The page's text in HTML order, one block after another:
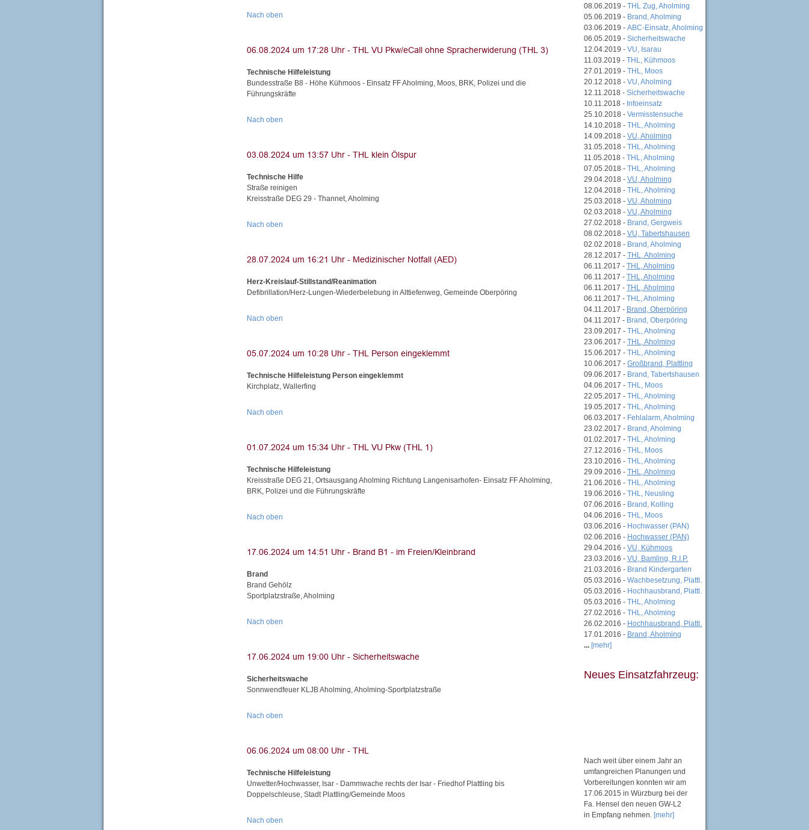
Nach oben
Technische Hilfeleistung
Bundesstraße B8 - Höhe Kühmoos - Einsatz FF Aholming, Moos, BRK, Polizei und die
Führungskräfte
Nach oben
Technische Hilfe
Straße reinigen
Kreisstraße DEG 29 - Thannet, Aholming
Nach oben
Herz-Kreislauf-Stillstand/Reanimation
Defibrillation/Herz-Lungen-Wiederbelebung in Alttiefenweg, Gemeinde Oberpöring
Nach oben
Technische Hilfeleistung Person eingeklemmt
Kirchplatz, Wallerfing
Nach oben
Technische Hilfeleistung
Kreisstraße DEG 21, Ortsausgang Aholming Richtung Langenisarhofen- Einsatz FF Aholming,
BRK, Polizei und die Führungskräfte
Nach oben
Brand
Brand Gehölz
Sportplatzstraße, Aholming
Nach oben
Sicherheitswache
Sonnwendfeuer KLJB Aholming, Aholming-Sportplatzstraße
Nach oben
Technische Hilfeleistung
Unwetter/Hochwasser, Isar - Dammwache rechts der Isar - Friedhof Plattling bis
Doppelschleuse, Stadt Plattling/Gemeinde Moos
Nach oben
08.06.2019 - THL Zug, Aholming
05.06.2019 - Brand, Aholming
03.06.2019 - ABC-Einsatz, Aholming
06.05.2019 - Sicherheitswache
12.04.2019 - VU, Isarau
11.03.2019 - THL, Kühmoos
27.01.2019 - THL, Moos
20.12.2018 - VU, Aholming
12.11.2018 - Sicherheitswache
10.11.2018 - Infoeinsatz
25.10.2018 - Vermisstensuche
14.10.2018 - THL, Aholming
14.09.2018 - VU, Aholming
31.05.2018 - THL, Aholming
11.05.2018 - THL, Aholming
07.05.2018 - THL, Aholming
29.04.2018 - VU, Aholming
12.04.2018 - THL, Aholming
25.03.2018 - VU, Aholming
02.03.2018 - VU, Aholming
27.02.2018 - Brand, Gergweis
08.02.2018 - VU, Tabertshausen
02.02.2018 - Brand, Aholming
28.12.2017 - THL, Aholming
06.11.2017 - THL, Aholming
06.11.2017 - THL, Aholming
06.11.2017 - THL, Aholming
06.11.2017 - THL, Aholming
04.11.2017 - Brand, Oberpöring
04.11.2017 - Brand, Oberpöring
23.09.2017 - THL, Aholming
23.06.2017 - THL, Aholming
15.06.2017 - THL, Aholming
10.06.2017 - Großbrand, Plattling
09.06.2017 - Brand, Tabertshausen
04.06.2017 - THL, Moos
22.05.2017 - THL, Aholming
19.05.2017 - THL, Aholming
06.03.2017 - Fehlalarm, Aholming
23.02.2017 - Brand, Aholming
01.02.2017 - THL, Aholming
27.12.2016 - THL, Moos
23.10.2016 - THL, Aholming
29.09.2016 - THL, Aholming
21.06.2016 - THL, Aholming
19.06.2016 - THL, Neusling
07.06.2016 - Brand, Kolling
04.06.2016 - THL, Moos
03.06.2016 - Hochwasser (PAN)
02.06.2016 - Hochwasser (PAN)
29.04.2016 - VU, Kühmoos
23.03.2016 - VU, Bamling, R.I.P.
21.03.2016 - Brand Kindergarten
05.03.2016 - Wachbesetzung, Plattl.
05.03.2016 - Hochhausbrand, Plattl.
05.03.2016 - THL, Aholming
27.02.2016 - THL, Aholming
26.02.2016 - Hochhausbrand, Plattl.
17.01.2016 - Brand, Aholming
... [mehr]
Neues Einsatzfahrzeug:
Nach weit über einem Jahr an
umfangreichen Planungen und
Vorbereitungen konnten wir am
17.06.2015 in Würzburg bei der
Fa. Hensel den neuen GW-L2
in Empfang nehmen. [mehr]